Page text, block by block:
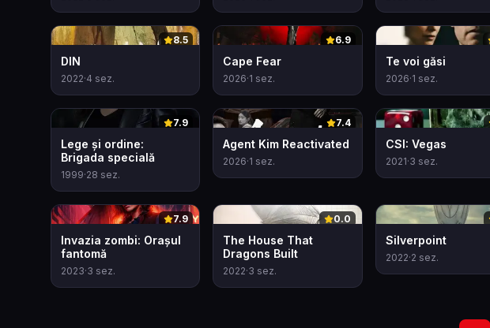
0 8.5
DIN
2022·4 sez.
0 6.9
Cape Fear
2026·1 sez.
0
Te voi găsi
2026·1 sez.
0 7.9
Lege și ordine:
Brigada specială
1999·28 sez.
0 7.4
Agent Kim Reactivated
2026·1 sez.
0
CSI: Vegas
2021·3 sez.
0 7.9
Invazia zombi: Orașul
fantomă
2023·3 sez.
0 0.0
The House That
Dragons Built
2022·3 sez.
0
Silverpoint
2022·2 sez.